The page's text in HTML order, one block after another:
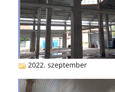
2022. szeptember